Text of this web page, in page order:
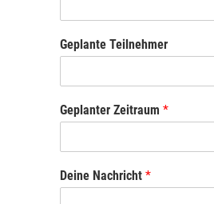
Geplante Teilnehmer
Geplanter Zeitraum *
Deine Nachricht *